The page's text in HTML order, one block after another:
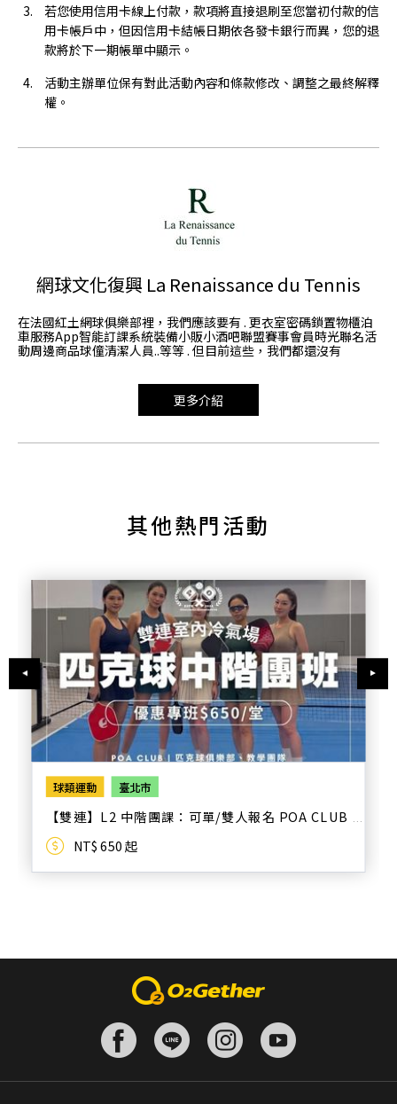
若您使用信用卡線上付款，款項將直接退刷至您當初付款的信
用卡帳戶中，但因信用卡結帳日期依各發卡銀行而異，您的退
款將於下一期帳單中顯示。
活動主辦單位保有對此活動內容和條款修改、調整之最終解釋
權。
網球文化復興 La Renaissance du Tennis
在法國紅土網球俱樂部裡，我們應該要有 . 更衣室密碼鎖置物櫃泊
車服務App智能訂課系統裝備小販小酒吧聯盟賽事會員時光聯名活
動周邊商品球僮清潔人員..等等 . 但目前這些，我們都還沒有
更多介紹
其他熱門活動
球類運動 臺北市
【雙連】L2 中階團課：可單/雙人報名 POA CLUB
NT$ 650 起